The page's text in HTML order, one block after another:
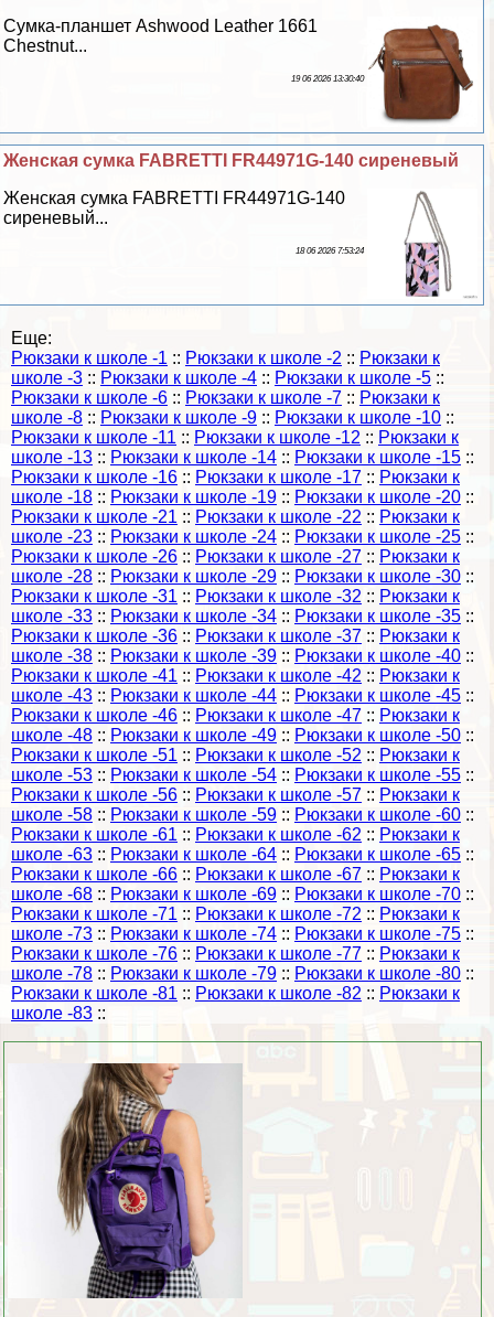
Cумка-планшет Ashwood Leather 1661
Chestnut...
19 06 2026 13:30:40
Женская сумка FABRETTI FR44971G-140 сиреневый
Женская сумка FABRETTI FR44971G-140
сиреневый...
18 06 2026 7:53:24
Еще:
Рюкзаки к школе -1 :: Рюкзаки к школе -2 :: Рюкзаки к
школе -3 :: Рюкзаки к школе -4 :: Рюкзаки к школе -5 ::
Рюкзаки к школе -6 :: Рюкзаки к школе -7 :: Рюкзаки к
школе -8 :: Рюкзаки к школе -9 :: Рюкзаки к школе -10 ::
Рюкзаки к школе -11 :: Рюкзаки к школе -12 :: Рюкзаки к
школе -13 :: Рюкзаки к школе -14 :: Рюкзаки к школе -15 ::
Рюкзаки к школе -16 :: Рюкзаки к школе -17 :: Рюкзаки к
школе -18 :: Рюкзаки к школе -19 :: Рюкзаки к школе -20 ::
Рюкзаки к школе -21 :: Рюкзаки к школе -22 :: Рюкзаки к
школе -23 :: Рюкзаки к школе -24 :: Рюкзаки к школе -25 ::
Рюкзаки к школе -26 :: Рюкзаки к школе -27 :: Рюкзаки к
школе -28 :: Рюкзаки к школе -29 :: Рюкзаки к школе -30 ::
Рюкзаки к школе -31 :: Рюкзаки к школе -32 :: Рюкзаки к
школе -33 :: Рюкзаки к школе -34 :: Рюкзаки к школе -35 ::
Рюкзаки к школе -36 :: Рюкзаки к школе -37 :: Рюкзаки к
школе -38 :: Рюкзаки к школе -39 :: Рюкзаки к школе -40 ::
Рюкзаки к школе -41 :: Рюкзаки к школе -42 :: Рюкзаки к
школе -43 :: Рюкзаки к школе -44 :: Рюкзаки к школе -45 ::
Рюкзаки к школе -46 :: Рюкзаки к школе -47 :: Рюкзаки к
школе -48 :: Рюкзаки к школе -49 :: Рюкзаки к школе -50 ::
Рюкзаки к школе -51 :: Рюкзаки к школе -52 :: Рюкзаки к
школе -53 :: Рюкзаки к школе -54 :: Рюкзаки к школе -55 ::
Рюкзаки к школе -56 :: Рюкзаки к школе -57 :: Рюкзаки к
школе -58 :: Рюкзаки к школе -59 :: Рюкзаки к школе -60 ::
Рюкзаки к школе -61 :: Рюкзаки к школе -62 :: Рюкзаки к
школе -63 :: Рюкзаки к школе -64 :: Рюкзаки к школе -65 ::
Рюкзаки к школе -66 :: Рюкзаки к школе -67 :: Рюкзаки к
школе -68 :: Рюкзаки к школе -69 :: Рюкзаки к школе -70 ::
Рюкзаки к школе -71 :: Рюкзаки к школе -72 :: Рюкзаки к
школе -73 :: Рюкзаки к школе -74 :: Рюкзаки к школе -75 ::
Рюкзаки к школе -76 :: Рюкзаки к школе -77 :: Рюкзаки к
школе -78 :: Рюкзаки к школе -79 :: Рюкзаки к школе -80 ::
Рюкзаки к школе -81 :: Рюкзаки к школе -82 :: Рюкзаки к
школе -83 ::